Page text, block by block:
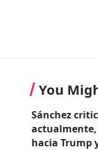
You
Sánchez
hacia Trump